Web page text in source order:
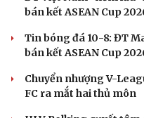
bán kết ASEAN Cup
Tin bóng đá 10-8: ĐT
bán kết ASEAN Cup
Chuyển nhượng V-
FC ra mắt hai thủ môn